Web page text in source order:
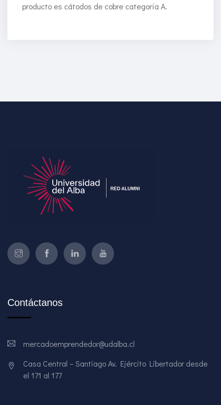
producto es cátodos de cobre categoría A.
Contáctanos
mercadoemprendedor@udalba.cl
Casa Central – Santiago Av. Ejército Libertador desde
el 171 al 177